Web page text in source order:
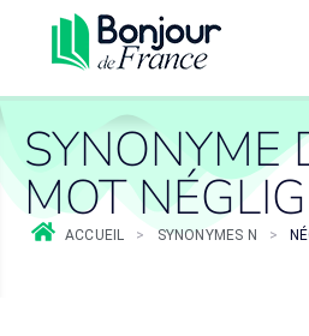
SYNONYME
MOT
ACCUEIL > SYNONYMES N >